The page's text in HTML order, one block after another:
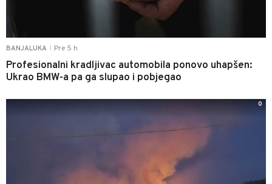
BANJALUKA Pre 5 h
Profesionalni kradljivac automobila ponovo uhapšen:
Ukrao BMW-a pa ga slupao i pobjegao
0